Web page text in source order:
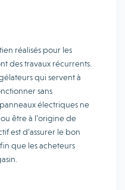
réalisés pour les
des travaux récurrents.
qui servent à
sans
électriques ne
être à l’origine de
est d’assurer le bon
que les acheteurs